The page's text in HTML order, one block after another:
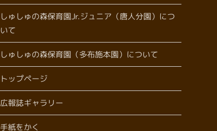
しゅしゅの森保育園Jr.ジュニア（唐人分園）につ
いて
しゅしゅの森保育園（多布施本園）について
トップページ
広報誌ギャラリー
手紙をかく